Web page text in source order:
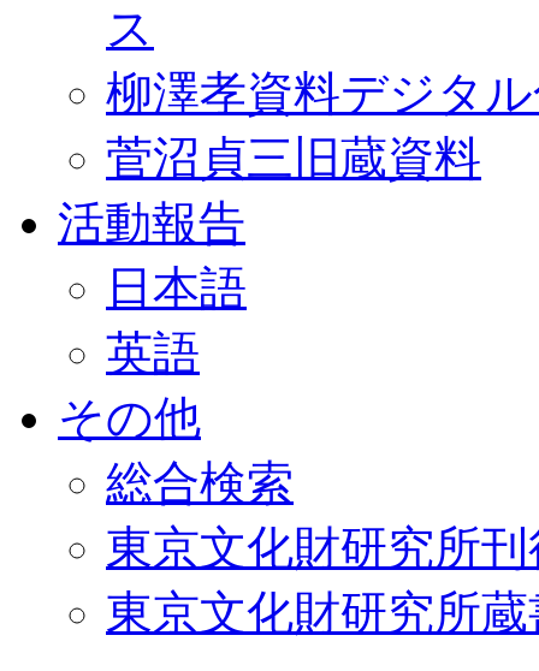
ス
柳澤孝資料デジタ
菅沼貞三旧蔵資料
活動報告
日本語
英語
その他
総合検索
東京文化財研究所
東京文化財研究所